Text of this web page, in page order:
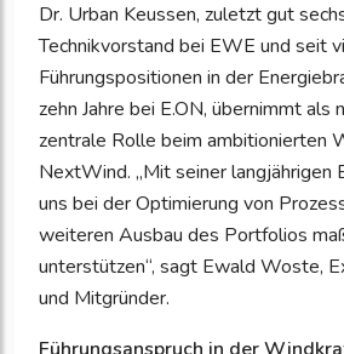
Dr. Urban Keussen, zuletzt gut
Technikvorstand bei EWE und seit
Führungspositionen in der
zehn Jahre bei E.ON, übernimmt als
zentrale Rolle beim ambitionierten
NextWind. „Mit seiner langjährigen
uns bei der Optimierung von
weiteren Ausbau des Portfolios
unterstützen“, sagt Ewald Woste,
und Mitgründer.